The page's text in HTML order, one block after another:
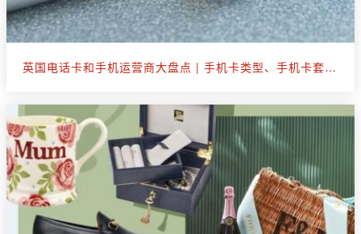
英国电话卡和手机运营商大盘点 | 手机卡类型、手机卡套餐选购